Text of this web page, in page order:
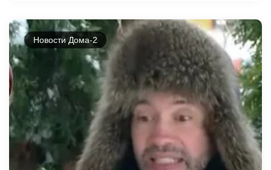
Новости Дома-2